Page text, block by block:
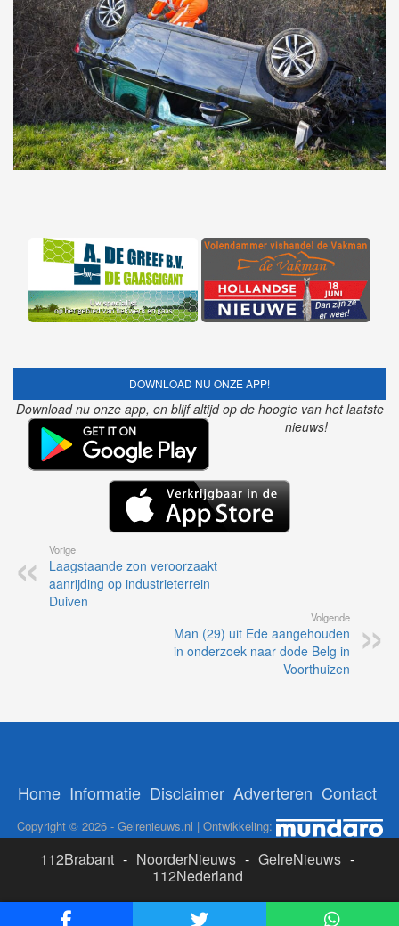
DOWNLOAD NU ONZE APP!
Download nu onze app, en blijf altijd op de hoogte van het laatste
nieuws!
Vorige
Laagstaande zon veroorzaakt
aanrijding op industrieterrein
Duiven
Volgende
Man (29) uit Ede aangehouden
in onderzoek naar dode Belg in
Voorthuizen
Home Informatie Disclaimer Adverteren Contact
Copyright © 2026 - Gelrenieuws.nl | Ontwikkeling:
112Brabant - NoorderNieuws - GelreNieuws -
112Nederland
ADS: